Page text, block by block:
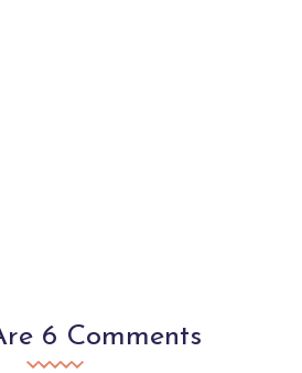
6 Comments